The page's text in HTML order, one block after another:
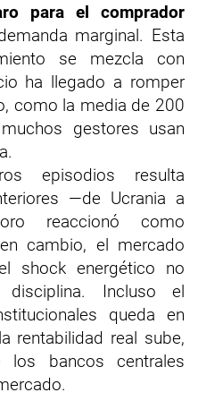
para el comprador
marginal. Esta
se mezcla con
ha llegado a romper
como la media de 200
gestores usan
episodios resulta
—de Ucrania a
reaccionó como
cambio, el mercado
shock energético no
Incluso el
queda en
rentabilidad real sube,
los bancos centrales